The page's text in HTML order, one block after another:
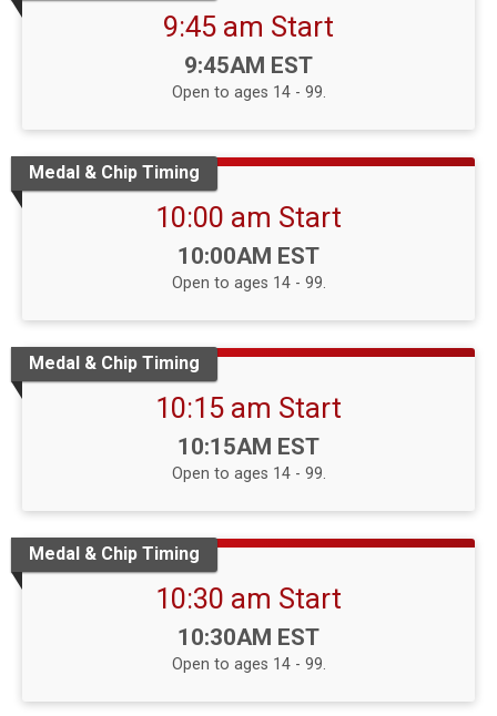
9:45 am Start
Time:
9:45AM EST
Open to ages 14 - 99.
Medal & Chip Timing
10:00 am Start
Time:
10:00AM EST
Open to ages 14 - 99.
Medal & Chip Timing
10:15 am Start
Time:
10:15AM EST
Open to ages 14 - 99.
Medal & Chip Timing
10:30 am Start
Time:
10:30AM EST
Open to ages 14 - 99.